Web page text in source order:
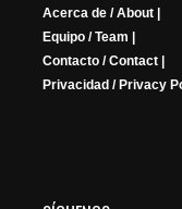
Acerca de / About |
Equipo / Team |
Contacto / Contact |
Privacidad / Privacy